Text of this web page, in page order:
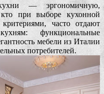
— эргономичную,
при выборе кухонной
часто отдают
функциональные
мебели из Италии
потребителей.